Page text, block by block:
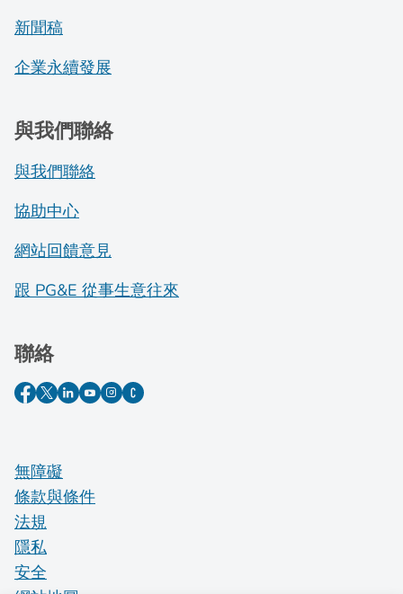
新聞稿
企業永續發展
與我們聯絡
與我們聯絡
協助中心
網站回饋意見
跟 PG&E 從事生意往來
聯絡
無障礙
條款與條件
法規
隱私
安全